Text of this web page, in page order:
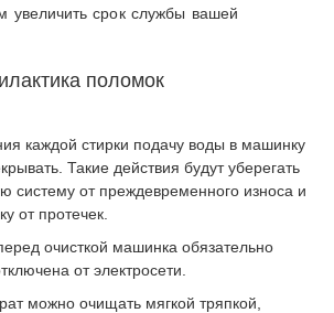
увеличить срок службы вашей
поломок
каждой стирки подачу воды в машинку
Такие действия будут уберегать
систему от преждевременного износа и
от протечек.
очисткой машинка обязательно
от электросети.
можно очищать мягкой тряпкой,